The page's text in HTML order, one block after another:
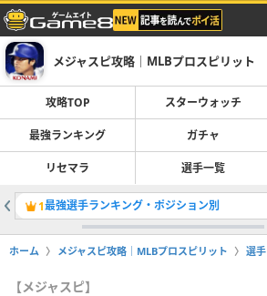
メジャスピ攻略｜MLBプロスピリット
攻略TOP スターウォッチ
最強ランキング ガチャ
リセマラ 選手一覧
1最強選手ランキング・ポジション別
ホーム メジャスピ攻略｜MLBプロスピリット 選手
【メジャスピ】